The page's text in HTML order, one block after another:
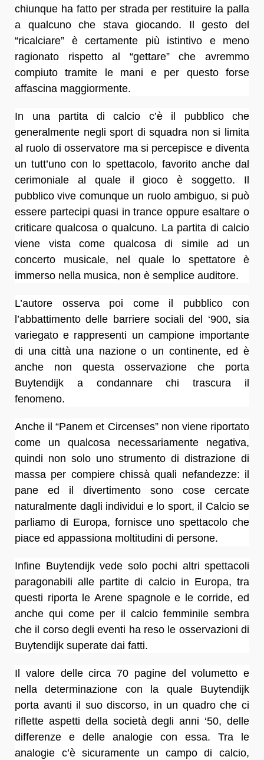
chiunque ha fatto per strada per restituire la palla
a qualcuno che stava giocando. Il gesto del
“ricalciare” è certamente più istintivo e meno
ragionato rispetto al “gettare” che avremmo
compiuto tramite le mani e per questo forse
affascina maggiormente.
In una partita di calcio c’è il pubblico che
generalmente negli sport di squadra non si limita
al ruolo di osservatore ma si percepisce e diventa
un tutt’uno con lo spettacolo, favorito anche dal
cerimoniale al quale il gioco è soggetto. Il
pubblico vive comunque un ruolo ambiguo, si può
essere partecipi quasi in trance oppure esaltare o
criticare qualcosa o qualcuno. La partita di calcio
viene vista come qualcosa di simile ad un
concerto musicale, nel quale lo spettatore è
immerso nella musica, non è semplice auditore.
L’autore osserva poi come il pubblico con
l’abbattimento delle barriere sociali del ‘900, sia
variegato e rappresenti un campione importante
di una città una nazione o un continente, ed è
anche non questa osservazione che porta
Buytendijk a condannare chi trascura il
fenomeno.
Anche il “Panem et Circenses” non viene riportato
come un qualcosa necessariamente negativa,
quindi non solo uno strumento di distrazione di
massa per compiere chissà quali nefandezze: il
pane ed il divertimento sono cose cercate
naturalmente dagli individui e lo sport, il Calcio se
parliamo di Europa, fornisce uno spettacolo che
piace ed appassiona moltitudini di persone.
Infine Buytendijk vede solo pochi altri spettacoli
paragonabili alle partite di calcio in Europa, tra
questi riporta le Arene spagnole e le corride, ed
anche qui come per il calcio femminile sembra
che il corso degli eventi ha reso le osservazioni di
Buytendijk superate dai fatti.
Il valore delle circa 70 pagine del volumetto e
nella determinazione con la quale Buytendijk
porta avanti il suo discorso, in un quadro che ci
riflette aspetti della società degli anni ‘50, delle
differenze e delle analogie con essa. Tra le
analogie c’è sicuramente un campo di calcio,